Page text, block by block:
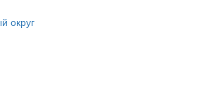
округ